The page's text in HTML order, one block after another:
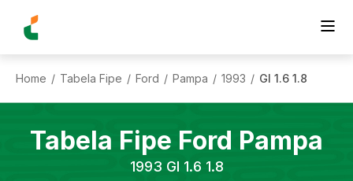
Home / Tabela Fipe / Ford / Pampa / 1993 / Gl 1.6 1.8
Tabela Fipe Ford Pampa
1993 Gl 1.6 1.8